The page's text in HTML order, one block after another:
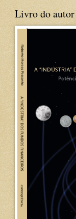
Livro do